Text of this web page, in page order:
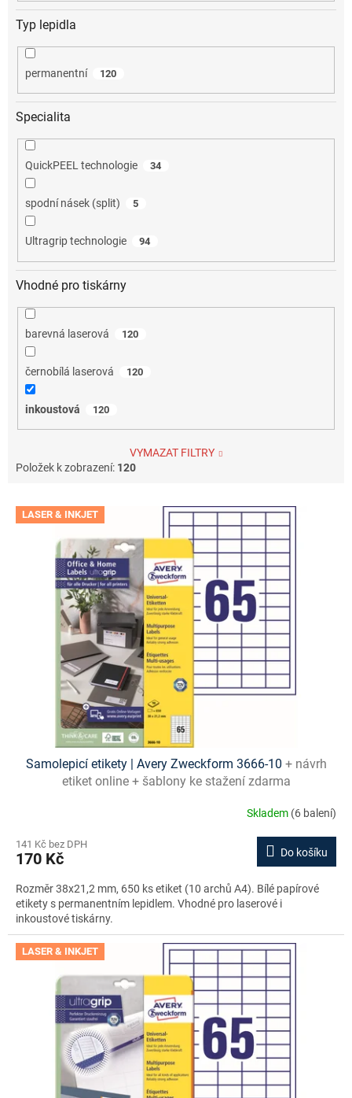
Typ lepidla
permanentní 120
Specialita
QuickPEEL technologie 34
spodní násek (split) 5
Ultragrip technologie 94
Vhodné pro tiskárny
barevná laserová 120
černobílá laserová 120
inkoustová 120
VYMAZAT FILTRY
Položek k zobrazení: 120
V LASER & INKJET
Samolepicí etikety | Avery Zweckform 3666‑10 + návrh
etiket online + šablony ke stažení zdarma
Skladem (6 balení)
141 Kč bez DPH
170 Kč Do košíku
Rozměr 38x21,2 mm, 650 ks etiket (10 archů A4). Bílé papírové
etikety s permanentním lepidlem. Vhodné pro laserové i
inkoustové tiskárny.
LASER & INKJET